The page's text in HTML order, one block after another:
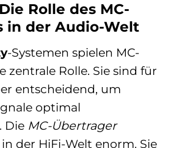
Rolle des MC-
in der Audio-Welt
-Systemen spielen MC-
zentrale Rolle. Sie sind für
entscheidend, um
optimal
Die MC-Übertrager
der HiFi-Welt enorm. Sie